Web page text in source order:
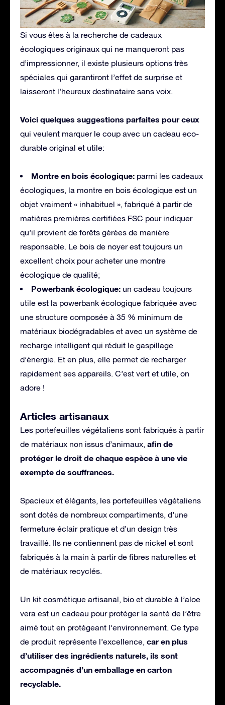
Si vous êtes à la recherche de cadeaux
écologiques originaux qui ne manqueront pas
d’impressionner, il existe plusieurs options très
spéciales qui garantiront l’effet de surprise et
laisseront l’heureux destinataire sans voix.
Voici quelques suggestions parfaites pour ceux
qui veulent marquer le coup avec un cadeau eco-
durable original et utile:
Montre en bois écologique: parmi les cadeaux
écologiques, la montre en bois écologique est un
objet vraiment « inhabituel », fabriqué à partir de
matières premières certifiées FSC pour indiquer
qu’il provient de forêts gérées de manière
responsable. Le bois de noyer est toujours un
excellent choix pour acheter une montre
écologique de qualité;
Powerbank écologique: un cadeau toujours
utile est la powerbank écologique fabriquée avec
une structure composée à 35 % minimum de
matériaux biodégradables et avec un système de
recharge intelligent qui réduit le gaspillage
d’énergie. Et en plus, elle permet de recharger
rapidement ses appareils. C’est vert et utile, on
adore !
Articles artisanaux
Les portefeuilles végétaliens sont fabriqués à partir
de matériaux non issus d’animaux, afin de
protéger le droit de chaque espèce à une vie
exempte de souffrances.
Spacieux et élégants, les portefeuilles végétaliens
sont dotés de nombreux compartiments, d’une
fermeture éclair pratique et d’un design très
travaillé. Ils ne contiennent pas de nickel et sont
fabriqués à la main à partir de fibres naturelles et
de matériaux recyclés.
Un kit cosmétique artisanal, bio et durable à l’aloe
vera est un cadeau pour protéger la santé de l’être
aimé tout en protégeant l’environnement. Ce type
de produit représente l’excellence, car en plus
d’utiliser des ingrédients naturels, ils sont
accompagnés d’un emballage en carton
recyclable.